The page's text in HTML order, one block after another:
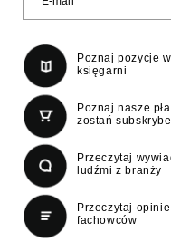
Poznaj pozycje
księgarni
Poznaj nasze
zostań
Przeczytaj
ludźmi z branży
Przeczytaj opinie
fachowców